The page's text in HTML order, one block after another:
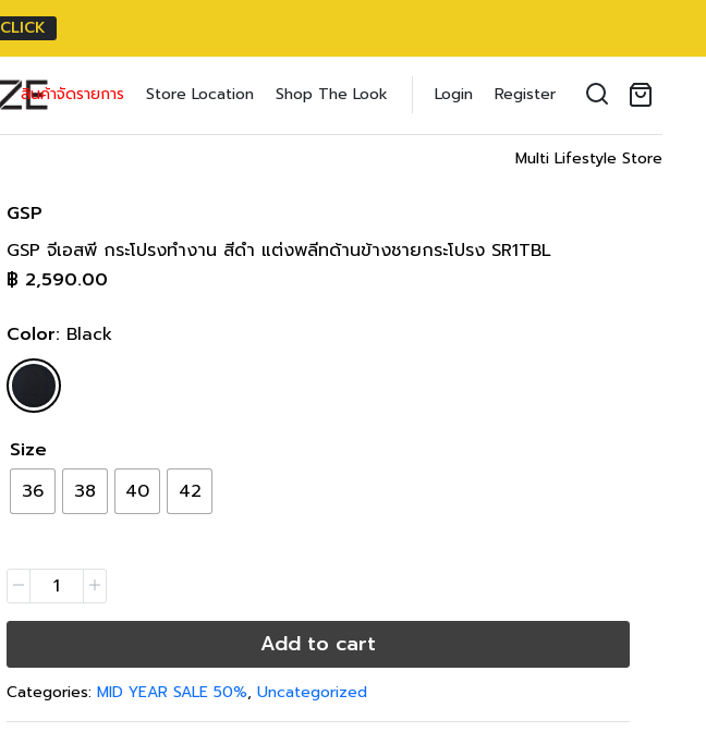
CLICK
สินค้าจัดรายการ Store Location Shop The Look Login Register
Multi Lifestyle Store
GSP
GSP จีเอสพี กระโปรงทำงาน สีดำ แต่งพลีทด้านข้างชายกระโปรง SR1TBL
฿ 2,590.00
Color: Black
Size
36
38 40 42
Add to cart
Categories: MID YEAR SALE 50%, Uncategorized
Remember me
Lost your password?
เราใช้ข้อมูลส่วนตัวของคุณเพื่อรองรับประสบการณ์การใช้งาน
เว็บไซต์, การจัดการบัญชี รวมถึงจุดประสงค์อื่นๆ ตาม